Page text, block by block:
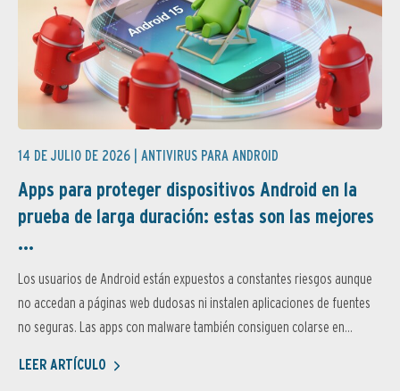
14 DE JULIO DE 2026 | ANTIVIRUS PARA ANDROID
Apps para proteger dispositivos Android en la
prueba de larga duración: estas son las mejores
...
Los usuarios de Android están expuestos a constantes riesgos aunque
no accedan a páginas web dudosas ni instalen aplicaciones de fuentes
no seguras. Las apps con malware también consiguen colarse en...
LEER ARTÍCULO